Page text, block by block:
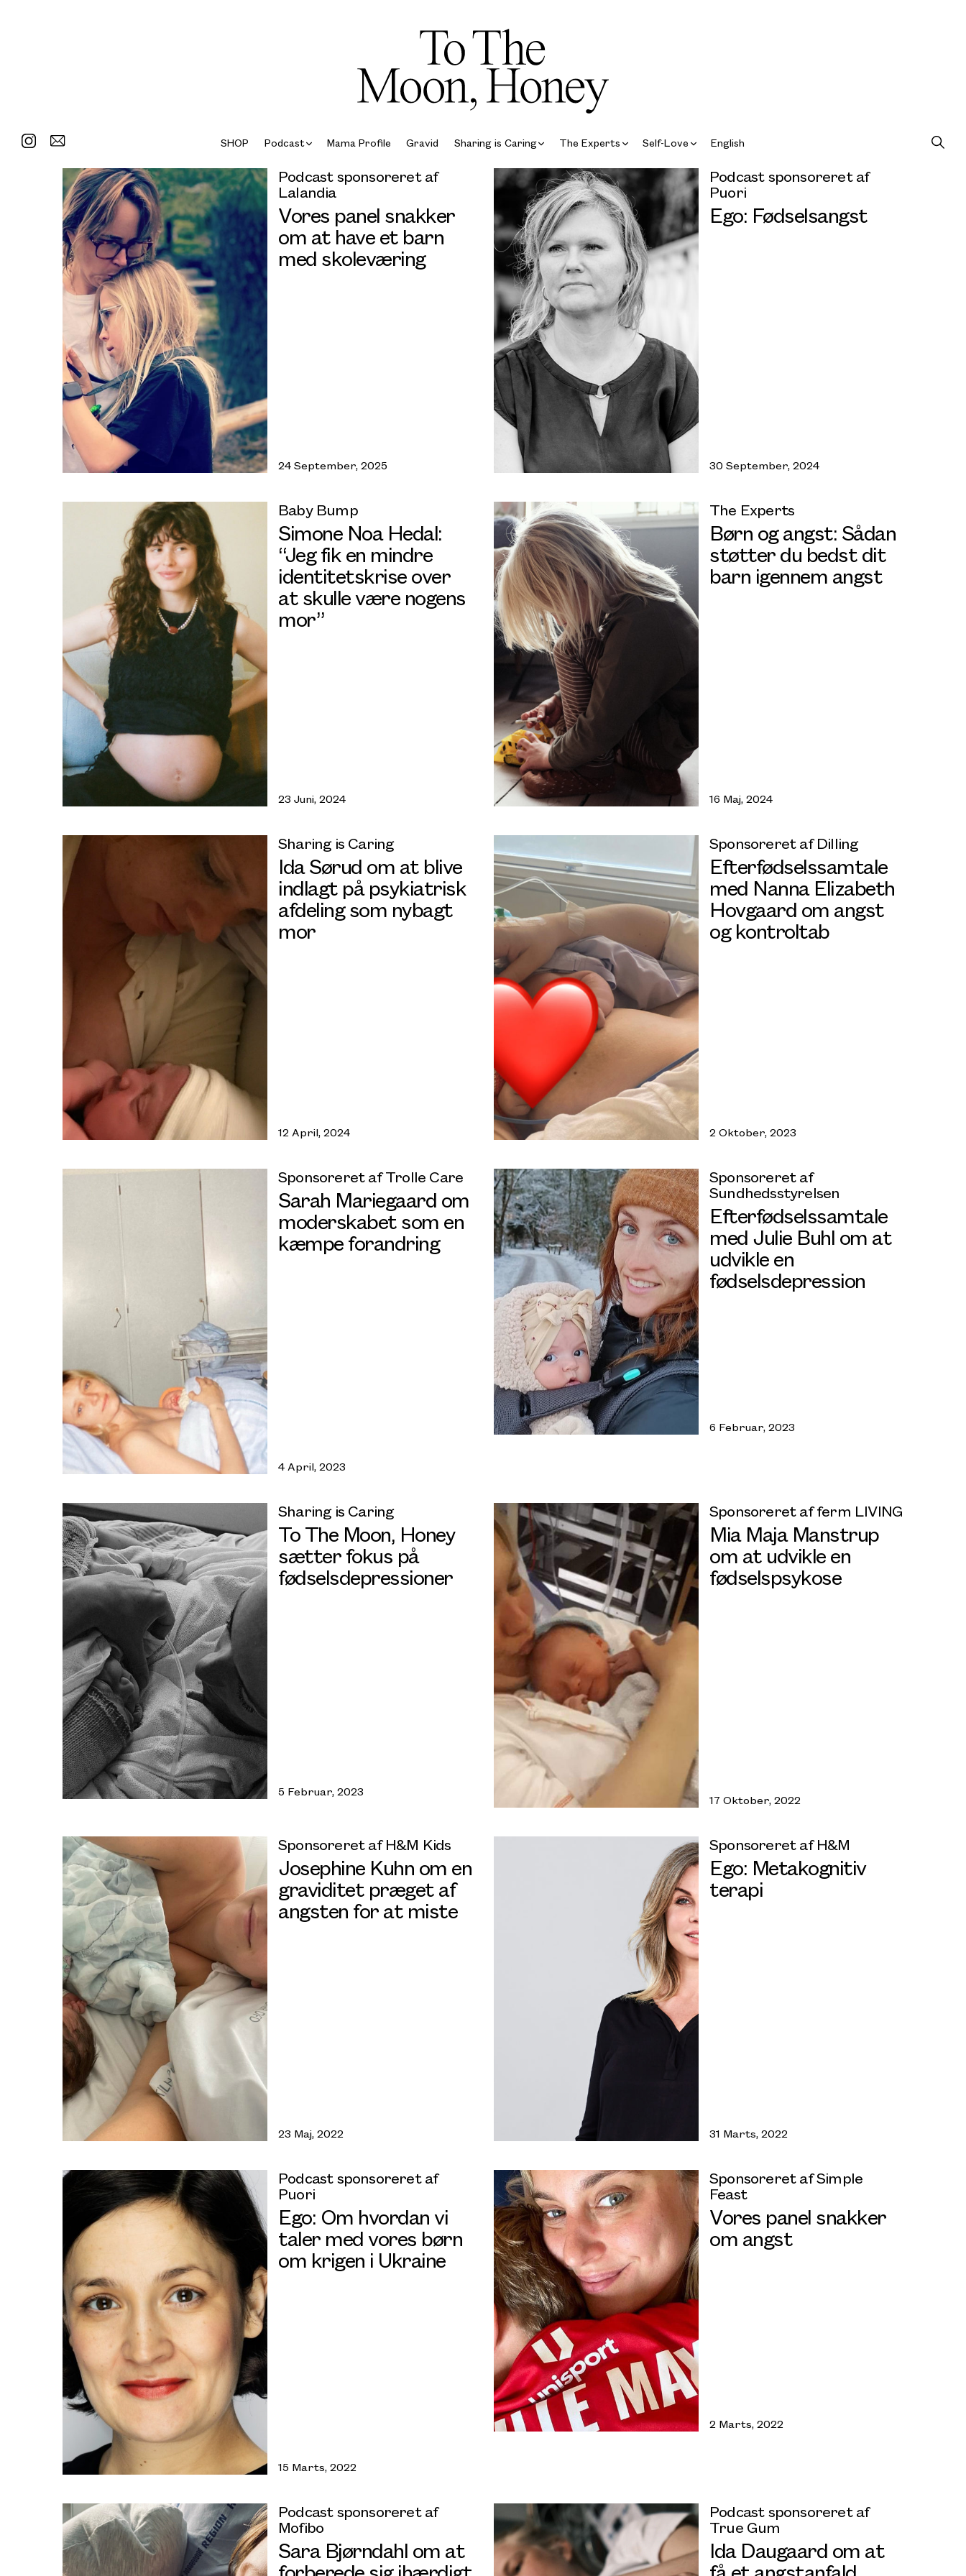
SHOP Podcast Mama Profile Gravid Sharing is Caring The Experts Self-Love English
Podcast sponsoreret af
Lalandia
Vores panel snakker
om at have et barn
med skoleværing
24 September, 2025
Podcast sponsoreret af
Puori
Ego: Fødselsangst
30 September, 2024
Baby Bump
Simone Noa Hedal:
“Jeg fik en mindre
identitetskrise over
at skulle være nogens
mor”
23 Juni, 2024
The Experts
Børn og angst: Sådan
støtter du bedst dit
barn igennem angst
16 Maj, 2024
Sharing is Caring
Ida Sørud om at blive
indlagt på psykiatrisk
afdeling som nybagt
mor
12 April, 2024
Sponsoreret af Dilling
Efterfødselssamtale
med Nanna Elizabeth
Hovgaard om angst
og kontroltab
2 Oktober, 2023
Sponsoreret af Trolle Care
Sarah Mariegaard om
moderskabet som en
kæmpe forandring
4 April, 2023
Sponsoreret af
Sundhedsstyrelsen
Efterfødselssamtale
med Julie Buhl om at
udvikle en
fødselsdepression
6 Februar, 2023
Sharing is Caring
To The Moon, Honey
sætter fokus på
fødselsdepressioner
5 Februar, 2023
Sponsoreret af ferm LIVING
Mia Maja Manstrup
om at udvikle en
fødselspsykose
17 Oktober, 2022
Sponsoreret af H&M Kids
Josephine Kuhn om en
graviditet præget af
angsten for at miste
23 Maj, 2022
Sponsoreret af H&M
Ego: Metakognitiv
terapi
31 Marts, 2022
Podcast sponsoreret af
Puori
Ego: Om hvordan vi
taler med vores børn
om krigen i Ukraine
15 Marts, 2022
Sponsoreret af Simple
Feast
Vores panel snakker
om angst
2 Marts, 2022
Podcast sponsoreret af
Mofibo
Sara Bjørndahl om at
Podcast sponsoreret af
True Gum
Ida Daugaard om at